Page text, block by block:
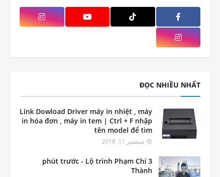
ĐỌC NHIỀU NHẤT
Link Dowload Driver máy in nhiệt , máy
in hóa đơn , máy in tem | Ctrl + F nhập
tên model để tìm
سبتمبر 11, 2018
3 phút trước - Lộ trình Phạm Chí
Thành